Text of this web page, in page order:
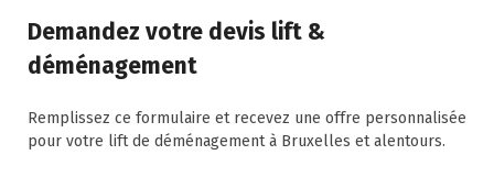
Demandez votre devis lift &
déménagement
Remplissez ce formulaire et recevez une offre personnalisée
pour votre lift de déménagement à Bruxelles et alentours.